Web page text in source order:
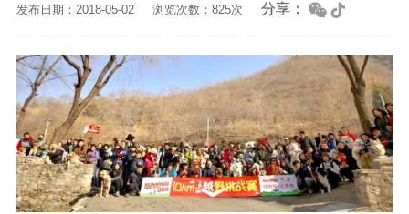
发布日期：2018-05-02 浏览次数：825次 分享：